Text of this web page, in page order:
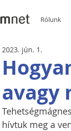
Rólunk
avagy
2023. jún. 1.
hívtuk meg a